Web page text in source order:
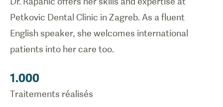
Petkovic Dental Clinic in Zagreb. As a fluent
English speaker, she welcomes international
patients into her care too.
1.000
Traitements réalisés